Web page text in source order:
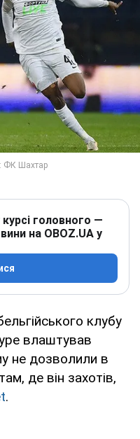
головного —
на OBOZ.UA у
клубу
влаштував
не дозволили в
де він захотів,
.